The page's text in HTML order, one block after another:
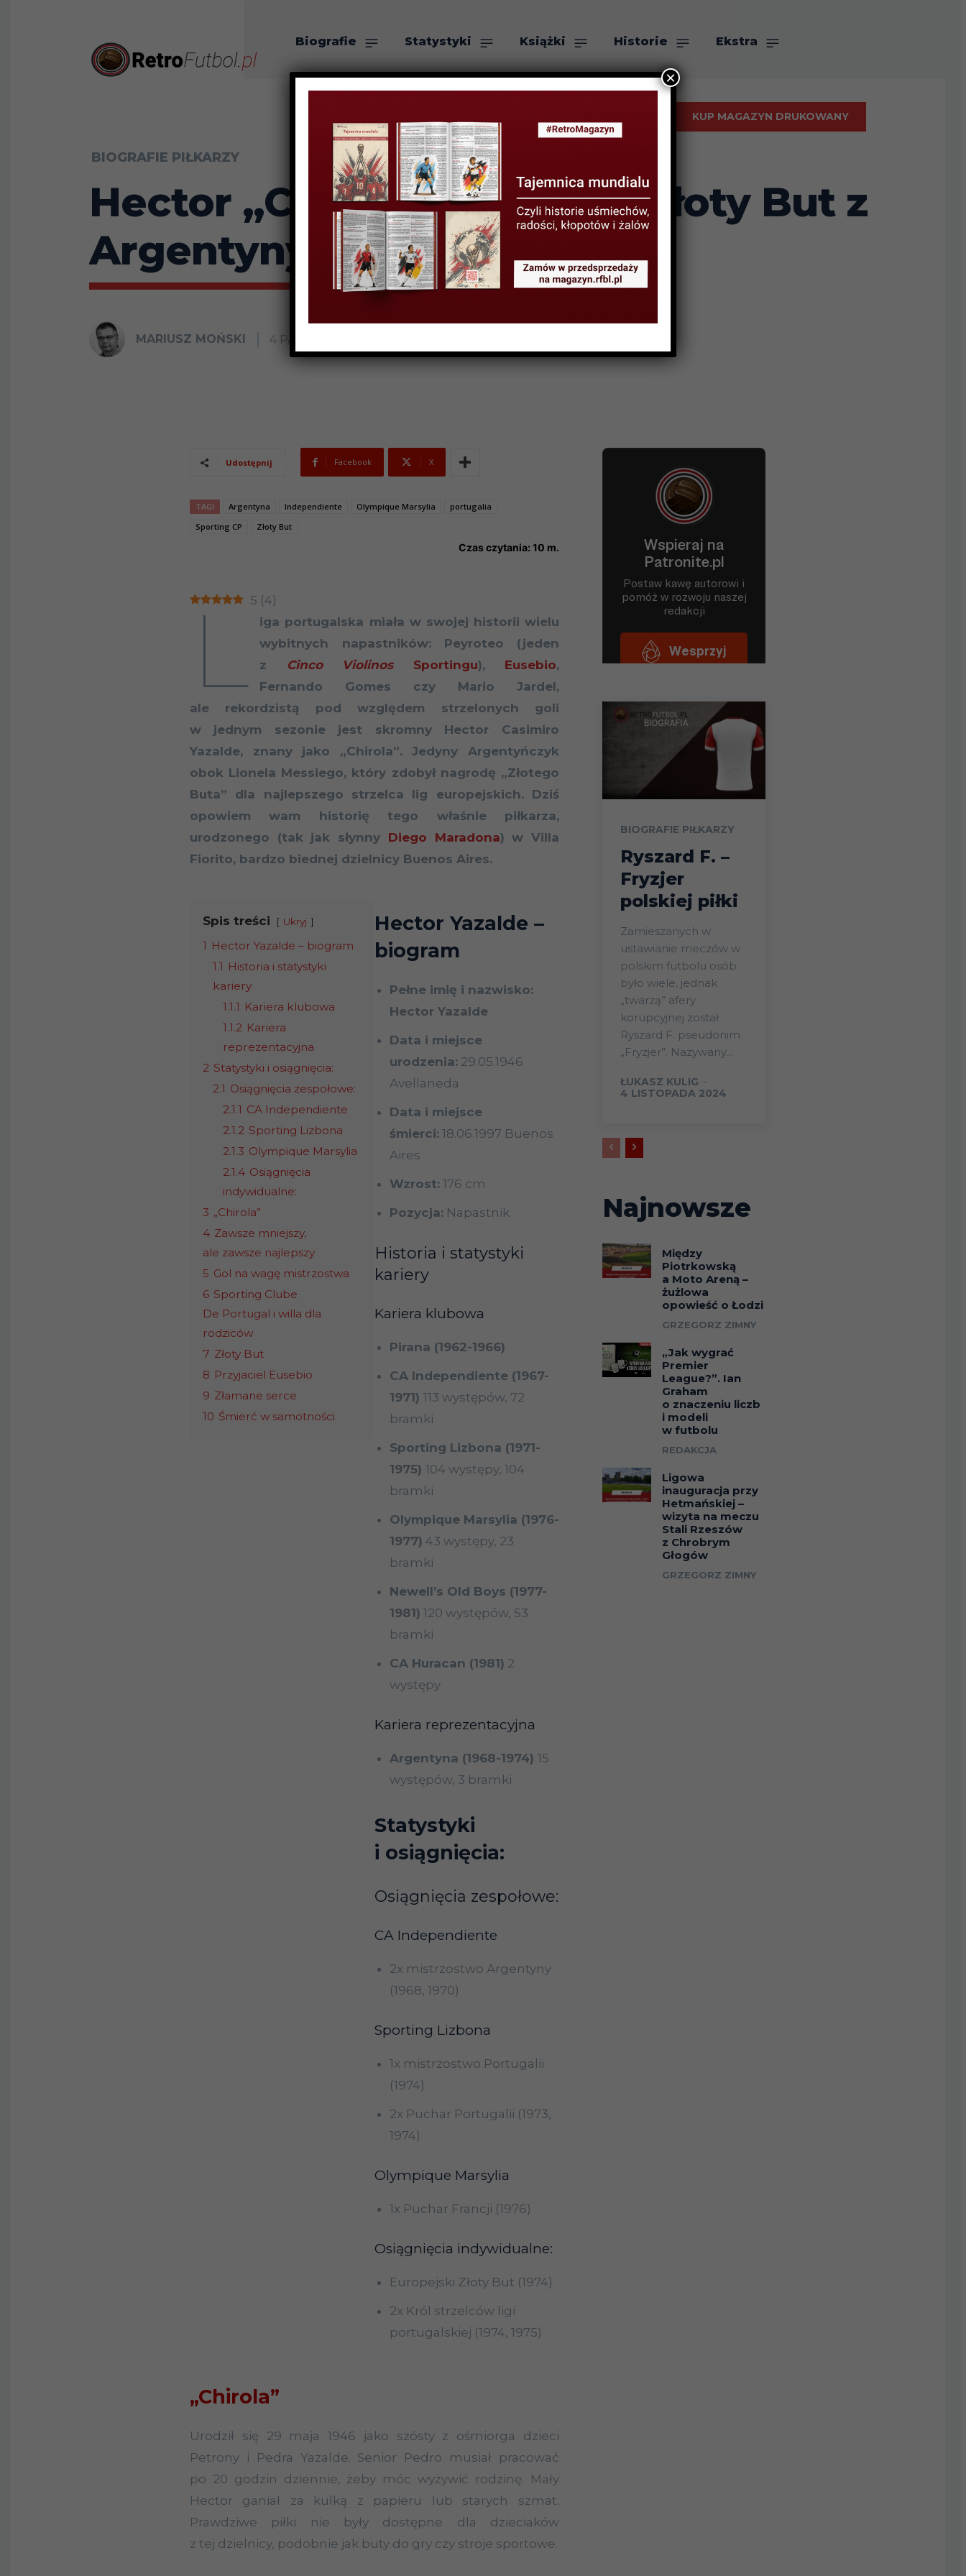
Biografie Statystyki Książki Historie Ekstra
O nas
KUP MAGAZYN DRUKOWANY
BIOGRAFIE PIŁKARZY
Hector „Chirola” Yazalde – Złoty But z
Argentyny
MARIUSZ MOŃSKI 4 PAŹDZIERNIKA 2023
Udostępnij Facebook X
TAGI Argentyna Independiente Olympique Marsylia
portugalia
Sporting CP
Złoty But
Czas czytania: 10 m.
5 (4)
L
iga portugalska miała w swojej historii wielu
wybitnych napastników: Peyroteo (jeden
z
Cinco ViolinosSportingu), Eusebio,
Fernando Gomes czy Mario Jardel,
ale rekordzistą pod względem strzelonych goli
w jednym sezonie jest skromny Hector Casimiro
Yazalde, znany jako „Chirola”. Jedyny Argentyńczyk
obok Lionela Messiego, który zdobył nagrodę „Złotego
Buta” dla najlepszego strzelca lig europejskich. Dziś
opowiem wam historię tego właśnie piłkarza,
urodzonego (tak jak słynny Diego Maradona) w Villa
Fiorito, bardzo biednej dzielnicy Buenos Aires.
Spis treści Ukryj
1 Hector Yazalde – biogram
1.1 Historia i statystyki
kariery
1.1.1 Kariera klubowa
1.1.2 Kariera
reprezentacyjna
2 Statystyki i osiągnięcia:
2.1 Osiągnięcia zespołowe:
2.1.1 CA Independiente
2.1.2 Sporting Lizbona
2.1.3 Olympique Marsylia
2.1.4 Osiągnięcia
indywidualne:
3 „Chirola”
4 Zawsze mniejszy,
ale zawsze najlepszy
5 Gol na wagę mistrzostwa
6 Sporting Clube
De Portugal i willa dla
rodziców
7 Złoty But
8 Przyjaciel Eusebio
9 Złamane serce
10 Śmierć w samotności
Hector Yazalde –
biogram
Pełne imię i nazwisko:
Hector Yazalde
Data i miejsce
urodzenia: 29.05.1946
Avellaneda
Data i miejsce
śmierci: 18.06.1997 Buenos
Aires
Wzrost: 176 cm
Pozycja: Napastnik
Historia i statystyki
kariery
Kariera klubowa
Pirana (1962-1966)
CA Independiente (1967-
1971) 113 występów, 72
bramki
Sporting Lizbona (1971-
1975) 104 występy, 104
bramki
Olympique Marsylia (1976-
1977) 43 występy, 23
bramki
Newell’s Old Boys (1977-
1981) 120 występów, 53
bramki
CA Huracan (1981) 2
występy
Kariera reprezentacyjna
Argentyna (1968-1974) 15
występów, 3 bramki
Statystyki
i osiągnięcia:
Osiągnięcia zespołowe:
CA Independiente
2x mistrzostwo Argentyny
(1968, 1970)
Sporting Lizbona
1x mistrzostwo Portugalii
(1974)
2x Puchar Portugalii (1973,
1974)
Olympique Marsylia
1x Puchar Francji (1976)
Osiągnięcia indywidualne:
Europejski Złoty But (1974)
2x Król strzelców ligi
portugalskiej (1974, 1975)
„Chirola”
Urodził się 29 maja 1946 jako szósty z ośmiorga dzieci
Petrony i Pedra Yazalde. Senior Pedro musiał pracować
po 20 godzin dziennie, żeby móc wyżywić rodzinę. Mały
Hector ganiał za kulką z papieru lub starych szmat.
Prawdziwe piłki nie były dostępne dla dzieciaków
z tej dzielnicy, podobnie jak buty do gry czy stroje sportowe.
BIOGRAFIE PIŁKARZY
Ryszard F. –
Fryzjer
polskiej piłki
Zamieszanych w
ustawianie meczów w
polskim futbolu osób
było wiele, jednak
„twarzą” afery
korupcyjnej został
Ryszard F. pseudonim
„Fryzjer”. Nazywany...
ŁUKASZ KULIG -
4 LISTOPADA 2024
Najnowsze
Między
Piotrkowską
a Moto Areną –
żużlowa
opowieść o Łodzi
GRZEGORZ ZIMNY
„Jak wygrać
Premier
League?”. Ian
Graham
o znaczeniu liczb
i modeli
w futbolu
REDAKCJA
Ligowa
inauguracja przy
Hetmańskiej –
wizyta na meczu
Stali Rzeszów
z Chrobrym
Głogów
GRZEGORZ ZIMNY
×